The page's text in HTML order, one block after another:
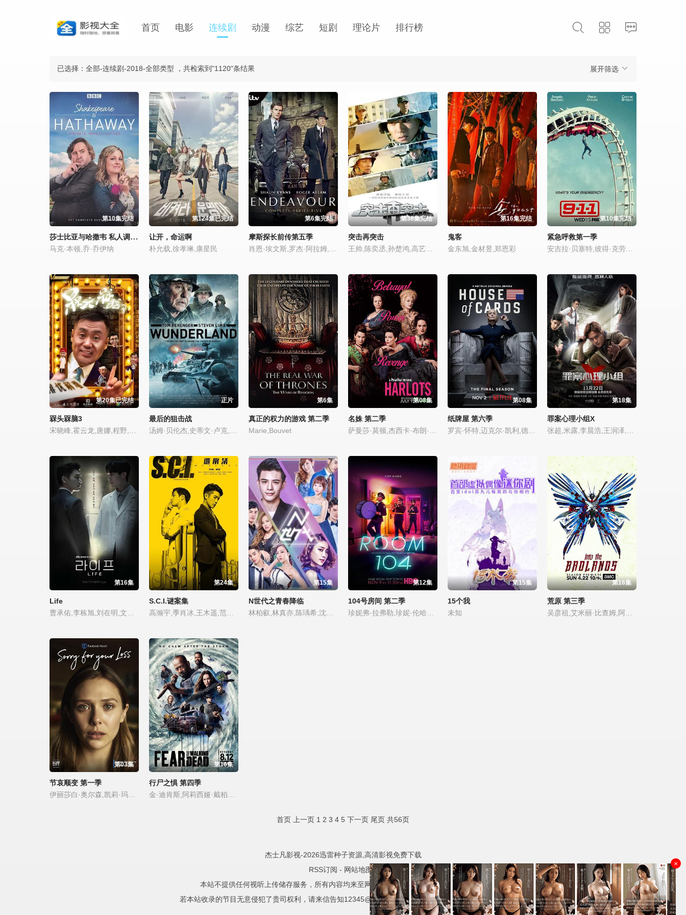
首页 电影 连续剧 动漫 综艺 短剧 理论片 排行榜
展开筛选
已选择：全部-连续剧-2018-全部类型 ，共检索到"1120"条结果
第10集完结
莎士比亚与哈撒韦 私人调查员 第一季
马克·本顿,乔·乔伊纳
第124集已完结
让开，命运啊
朴允载,徐孝琳,康星民
第6集完结
摩斯探长前传第五季
第38集完结
突击再突击
第16集完结
鬼客
金东旭,金材昱,郑恩彩
第10集完结
紧急呼救第一季
第20集已完结
槑头槑脑3
正片
最后的狙击战
第6集
真正的权力的游戏 第二季
Marie,Bouvet
第08集
名姝 第二季
第08集
纸牌屋 第六季
第18集
罪案心理小组X
第16集
Life
第24集
S.C.I.谜案集
第15集
N世代之青春降临
第12集
104号房间 第二季
第15集
15个我
未知
第16集
荒原 第三季
第03集
节哀顺变 第一季
第16集
行尸之惧 第四季
首页 上一页 1 2 3 4 5 下一页 尾页 共56页
×
杰士凡影视-2026迅雷种子资源,高清影视免费下载
RSS订阅 - 网站地图 -
本站不提供任何视听上传储存服务，所有内容均来至网络自动采集，且已注明相关资源来源
若本站收录的节目无意侵犯了贵司权利，请来信告知12345@test.com，我们会及时处理和删除，谢谢！